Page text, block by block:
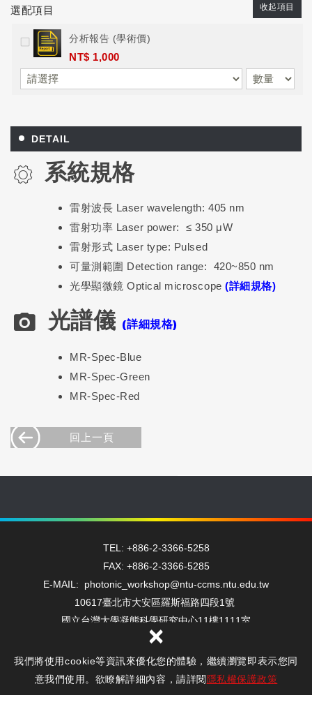
我們將使用cookie等資訊來優化您的體驗，繼續瀏覽即表示您同
意我們使用。欲瞭解詳細內容，請詳閱隱私權保護政策
×
選配項目 收起項目
分析報告 (學術價)
NT$ 1,000
DETAIL
系統規格
雷射波長 Laser wavelength: 405 nm
雷射功率 Laser power: ≤ 350 μW
雷射形式 Laser type: Pulsed
可量測範圍 Detection range: 420~850 nm
光學顯微鏡 Optical microscope(詳細規格)
光譜儀 (詳細規格)
MR-Spec-Blue
MR-Spec-Green
MR-Spec-Red
回上一頁
TEL: +886-2-3366-5258
FAX: +886-2-3366-5285
E-MAIL: photonic_workshop@ntu-ccms.ntu.edu.tw
10617臺北市大安區羅斯福路四段1號
國立台灣大學凝態科學研究中心11樓1111室
Copyright © 光電工坊 All Rights Reserved.
隱私權保護政策
網頁設計 : 新視野